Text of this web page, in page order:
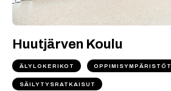
Huutjärven Koulu
ÄLYLOKERIKOT OPPIMISYMPÄRISTÖT
SÄILYTYSRATKAISUT